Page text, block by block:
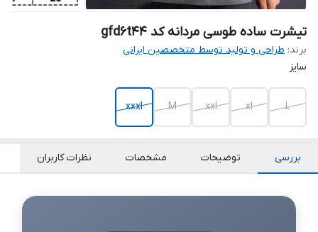
تیشرت ساده طوسی مردانه کد gfd6t44
برند: طراحی و تولید توسط متخصصین ایرانی
سایز
L
xl
xxl
M
xxxl
بررسی توضیحات مشخصات نظرات کاربران